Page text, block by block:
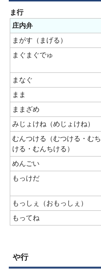
ま行
庄内弁
まがす（まげる）
まぐまぐでゅ
まなぐ
まま
ままざめ
みじょけね（めじょけね）
むんつける（むつける・むち
ける・むんちける）
めんごい
もっけだ
もっしぇ（おもっしぇ）
もってね
や行